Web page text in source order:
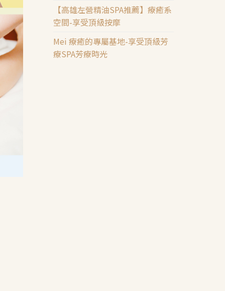
【高雄左營精油SPA推薦】療癒系
空間-享受頂級按摩
Mei 療癒的專屬基地-享受頂級芳
療SPA芳療時光